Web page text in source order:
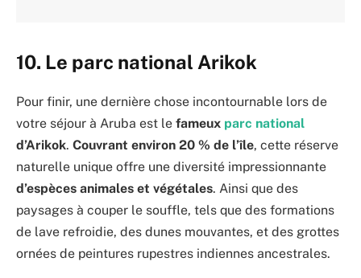
10. Le parc national Arikok
Pour finir, une dernière chose incontournable lors de
votre séjour à Aruba est le fameux parc national
d’Arikok. Couvrant environ 20 % de l’île, cette réserve
naturelle unique offre une diversité impressionnante
d’espèces animales et végétales. Ainsi que des
paysages à couper le souffle, tels que des formations
de lave refroidie, des dunes mouvantes, et des grottes
ornées de peintures rupestres indiennes ancestrales.